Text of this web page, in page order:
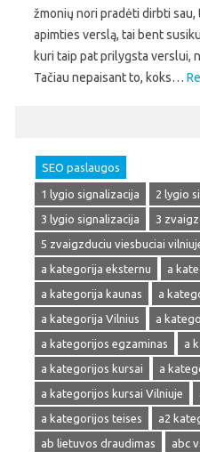
žmonių nori pradėti dirbti
apimties verslą, tai bent
kuri taip pat prilygsta verslui,
Tačiau nepaisant to, koks…
SEO paslaugos
1 lygio signalizacija
2 lygio
3 lygio signalizacija
3
5 zvaigzduciu viesbuciai
a kategorija eksternu
a
a kategorija kaunas
a
a kategorija Vilnius
a
a kategorijos egzaminas
a
a kategorijos kursai
a
a kategorijos kursai Vilniuje
a kategorijos teises
a2
ab lietuvos draudimas
abc